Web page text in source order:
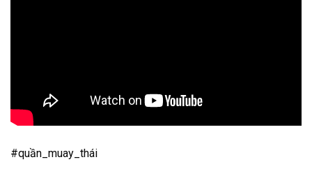
#quần_muay_thái